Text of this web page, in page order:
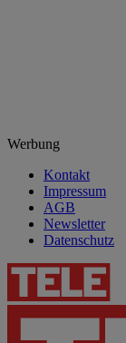
Werbung
Kontakt
Impressum
AGB
Newsletter
Datenschutz